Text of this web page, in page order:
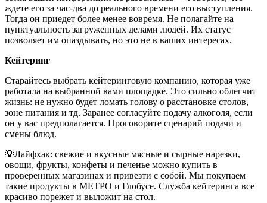
ждете его за час-два до реального времени его выступления.
Тогда он приедет более менее вовремя. Не полагайте на
пунктуальность загруженных делами людей. Их статус
позволяет им опаздывать, но это не в ваших интересах.
Кейтеринг
Старайтесь выбрать кейтеринговую компанию, которая уже
работала на выбранной вами площадке. Это сильно облегчит
жизнь: не нужно будет ломать голову о расстановке столов,
зоне питания и тд. Заранее согласуйте подачу алкоголя, если
он у вас предполагается. Проговорите сценарий подачи и
смены блюд.
💡Лайфхак: свежие и вкусные мясные и сырные нарезки,
овощи, фрукты, конфеты и печенье можно купить в
проверенных магазинах и привезти с собой. Мы покупаем
такие продукты в МЕТРО и Глобусе. Служба кейтеринга все
красиво порежет и выложит на стол.